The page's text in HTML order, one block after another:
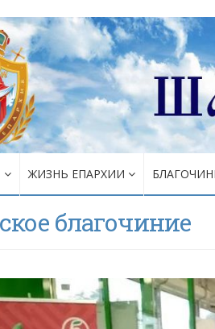
ЖИЗНЬ ЕПАРХИИ
благочиние